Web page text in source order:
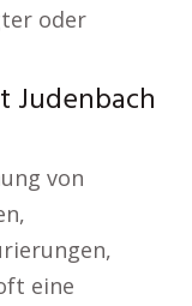
oder
Judenbach
von
eine